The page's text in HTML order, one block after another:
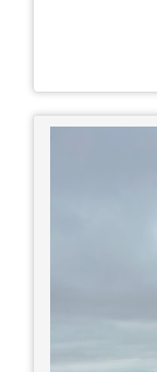
ただいてお
た高価買取